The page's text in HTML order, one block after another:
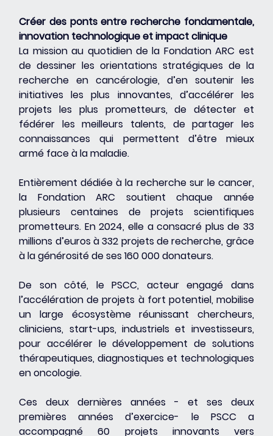
Créer des ponts entre recherche fondamentale,
innovation technologique et impact clinique
La mission au quotidien de la Fondation ARC est
de dessiner les orientations stratégiques de la
recherche en cancérologie, d’en soutenir les
initiatives les plus innovantes, d’accélérer les
projets les plus prometteurs, de détecter et
fédérer les meilleurs talents, de partager les
connaissances qui permettent d’être mieux
armé face à la maladie.
Entièrement dédiée à la recherche sur le cancer,
la Fondation ARC soutient chaque année
plusieurs centaines de projets scientifiques
prometteurs. En 2024, elle a consacré plus de 33
millions d’euros à 332 projets de recherche, grâce
à la générosité de ses 160 000 donateurs.
De son côté, le PSCC, acteur engagé dans
l’accélération de projets à fort potentiel, mobilise
un large écosystème réunissant chercheurs,
cliniciens, start-ups, industriels et investisseurs,
pour accélérer le développement de solutions
thérapeutiques, diagnostiques et technologiques
en oncologie.
Ces deux dernières années - et ses deux
premières années d’exercice- le PSCC a
accompagné 60 projets innovants vers